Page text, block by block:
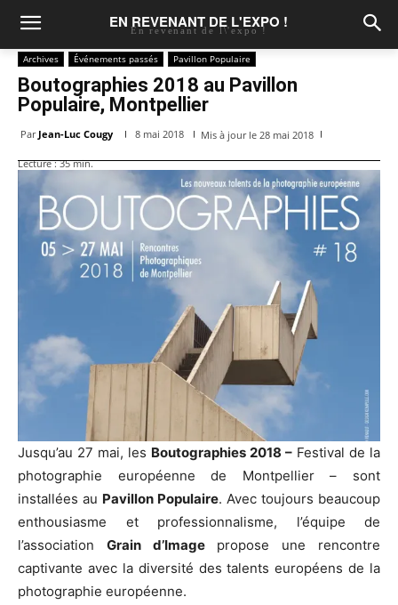
EN REVENANT DE L'EXPO !
En revenant de l\'expo !
Archives Événements passés Pavillon Populaire
Boutographies 2018 au Pavillon
Populaire, Montpellier
Par Jean-Luc Cougy 8 mai 2018 Mis à jour le 28 mai 2018
Lecture :35min.
Jusqu’au 27 mai, les Boutographies 2018 – Festival de la
photographie européenne de Montpellier – sont
installées au Pavillon Populaire. Avec toujours beaucoup
enthousiasme et professionnalisme, l’équipe de
l’association Grain d’Imagepropose une rencontre
captivante avec la diversité des talents européens de la
photographie européenne.